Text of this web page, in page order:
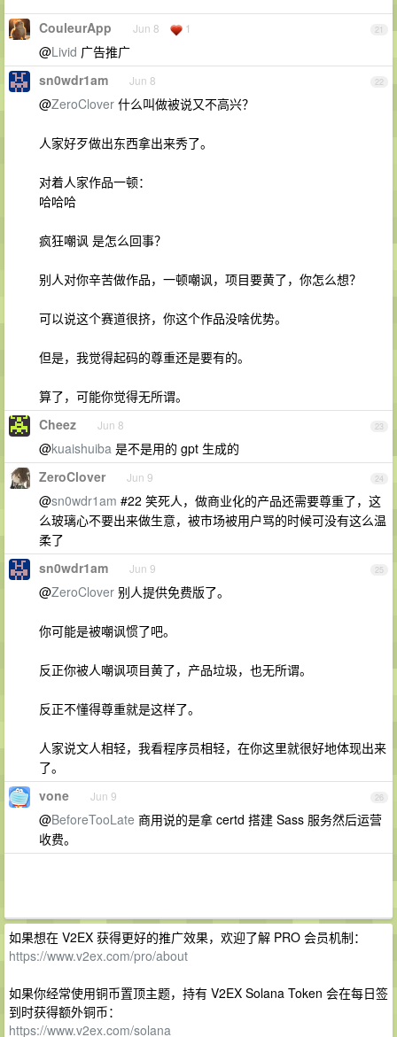
21
CouleurApp Jun 8 1
@Livid 广告推广
22
sn0wdr1am Jun 8
@ZeroClover 什么叫做被说又不高兴？
人家好歹做出东西拿出来秀了。
对着人家作品一顿：
哈哈哈
疯狂嘲讽 是怎么回事？
别人对你辛苦做作品，一顿嘲讽，项目要黄了，你怎么想？
可以说这个赛道很挤，你这个作品没啥优势。
但是，我觉得起码的尊重还是要有的。
算了，可能你觉得无所谓。
23
Cheez Jun 8
@kuaishuiba 是不是用的 gpt 生成的
24
ZeroClover Jun 9
@sn0wdr1am #22 笑死人，做商业化的产品还需要尊重了，这
么玻璃心不要出来做生意，被市场被用户骂的时候可没有这么温
柔了
25
sn0wdr1am Jun 9
@ZeroClover 别人提供免费版了。
你可能是被嘲讽惯了吧。
反正你被人嘲讽项目黄了，产品垃圾，也无所谓。
反正不懂得尊重就是这样了。
人家说文人相轻，我看程序员相轻，在你这里就很好地体现出来
了。
26
vone Jun 9
@BeforeTooLate 商用说的是拿 certd 搭建 Sass 服务然后运营
收费。
如果想在 V2EX 获得更好的推广效果，欢迎了解 PRO 会员机制：
https://www.v2ex.com/pro/about
如果你经常使用铜币置顶主题，持有 V2EX Solana Token 会在每日签
到时获得额外铜币：
https://www.v2ex.com/solana